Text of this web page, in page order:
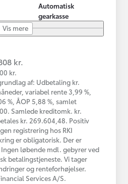
Automatisk
gearkasse
Vis mere
kr.
kr.
af: Udbetaling kr.
variabel rente 3,99 %,
%, ÅOP 5,88 %, samlet
Samlede kreditomk. kr.
kr. 269.604,48. Positiv
registrering hos RKI
er obligatorisk. Der er
løbende mdl. gebyrer ved
betalingstjeneste. Vi tager
og renteforhøjelser.
Services A/S.